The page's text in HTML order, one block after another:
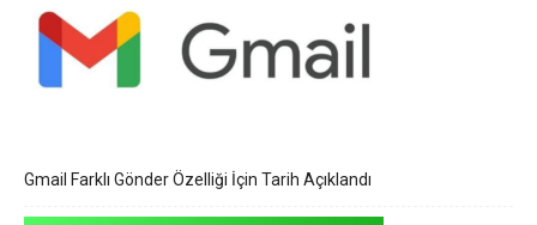
Gmail Farklı Gönder Özelliği İçin Tarih Açıklandı